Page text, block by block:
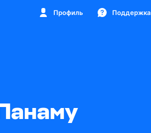
Профиль Поддержка